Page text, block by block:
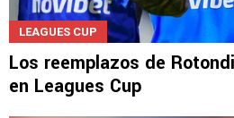
LEAGUES CUP
Los reemplazos de
en Leagues Cup